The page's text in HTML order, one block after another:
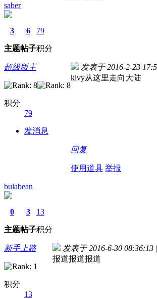
saber
3
主题
6
帖子
79
积分
超级版主
积分
79
发消息
发表于 2016-2-23
kivy从这里走向大陆
回复
使用道具 举报
bulabean
0
主题
3
帖子
13
积分
新手上路
积分
13
发表于 2016-6-30 08:36:13 |
报道报道报道